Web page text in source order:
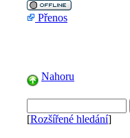
Přenos
Nahoru
[Rozšířené hledání]